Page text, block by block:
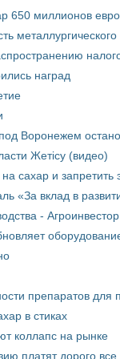
650 миллионов евро
наград
Воронежем
Жетісу (видео)
сахар и запретить
«За вклад в
- Агроинвестор
препаратов для
в стиках
коллапс на рынке
платят дорого все